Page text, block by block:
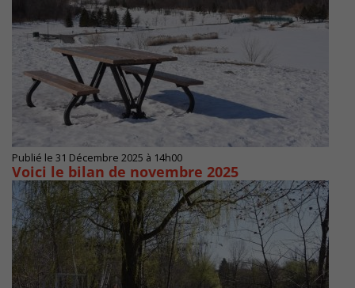
Publié le 31 Décembre 2025 à 14h00
Voici le bilan de novembre 2025